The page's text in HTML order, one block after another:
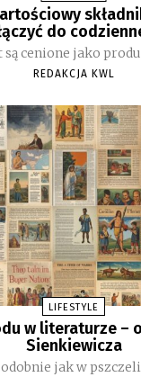
do
są cenione jako
REDAKCJA KWL
LIFESTYLE
w literaturze –
Sienkiewicza
jak w